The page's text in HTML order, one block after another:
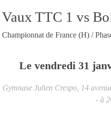
Vaux TTC 1 vs
Championnat de France (H) /
Le vendredi 31
Gymnase Julien Crespo, 14
- à